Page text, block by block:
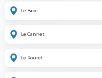
Le Broc
Le Cannet
Le Rouret